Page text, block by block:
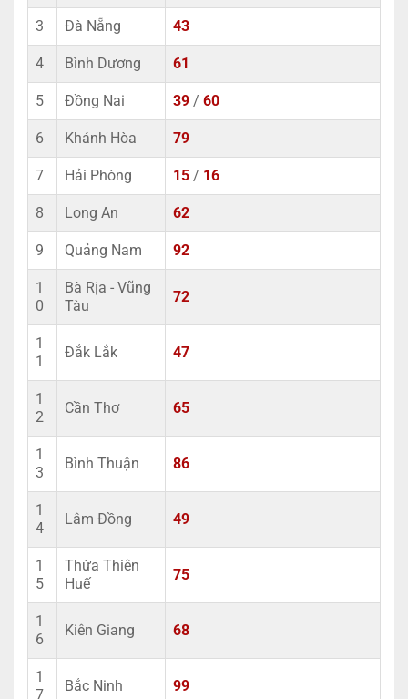
3 Đà Nẵng 43
4 Bình Dương 61
5 Đồng Nai 39 / 60
6 Khánh Hòa 79
7 Hải Phòng 15 / 16
8 Long An 62
9 Quảng Nam 92
1
0
Bà Rịa - Vũng
Tàu
72
1
1
Đắk Lắk 47
1
2
Cần Thơ 65
1
3
Bình Thuận 86
1
4
Lâm Đồng 49
1
5
Thừa Thiên
Huế
75
1
6
Kiên Giang 68
1
7
Bắc Ninh 99